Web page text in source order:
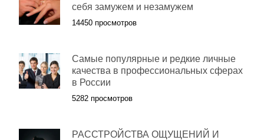
себя замужем и незамужем
14450 просмотров
Самые популярные и редкие личные
качества в профессиональных сферах
в России
5282 просмотров
РАССТРОЙСТВА ОЩУЩЕНИЙ И